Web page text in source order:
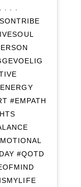
. . .
#EMPATH
#QOTD